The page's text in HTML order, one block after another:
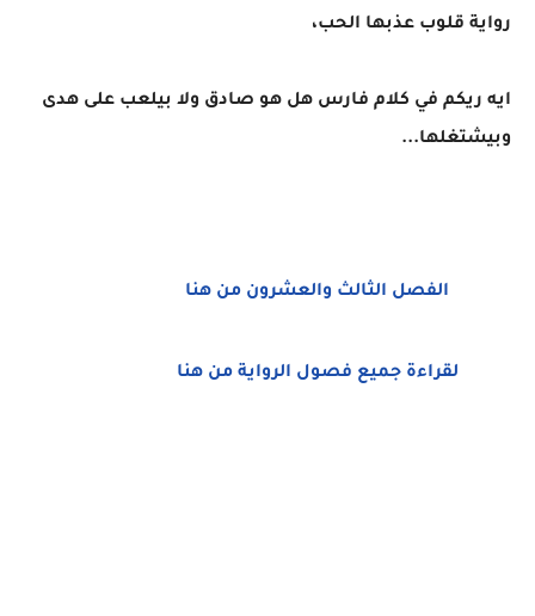
رواية قلوب عذبها الحب،
ايه ريكم في كلام فارس هل هو صادق ولا بيلعب على هدى
وبيشتغلها...
الفصل الثالث والعشرون من هنا
لقراءة جميع فصول الرواية من هنا